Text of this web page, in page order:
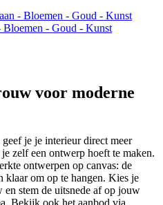
- Goud - Kunst
voor moderne
je je interieur direct meer
zelf een ontwerp hoeft te maken.
ontwerpen op canvas: de
klaar om op te hangen. Kies je
stem de uitsnede af op jouw